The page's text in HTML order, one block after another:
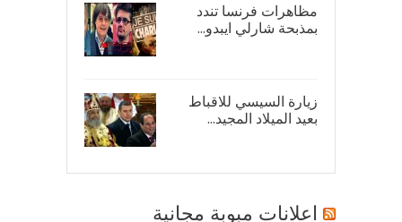
مظاهرات فرنسا تندد
بمذبحة شارلي ايبدو...
زيارة السيسي للاقباط
بعيد الميلاد المجيد...
اعلانات مبوبة مجانية